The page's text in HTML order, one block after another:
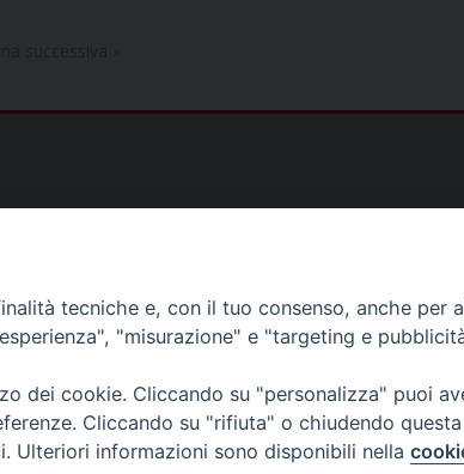
tecniche e, con il tuo consenso, anche per
"misurazione" e "targeting e
dei cookie. Cliccando su "personalizza" puoi
Cliccando su "rifiuta" o chiudendo
Ulteriori informazioni sono disponibili nella